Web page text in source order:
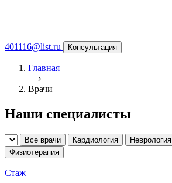
401116@list.ru Консультация
Главная
Врачи
Наши специалисты
Все врачи Кардиология Неврология
Физиотерапия
Стаж